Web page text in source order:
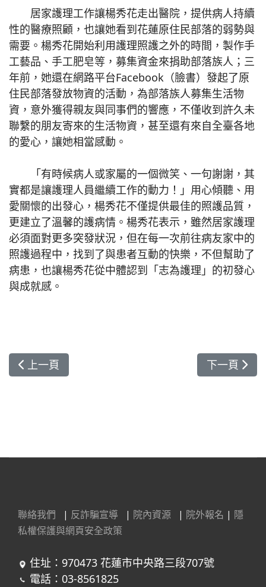
居家護理工作讓楊秀花走出醫院，提供病人持續
性的醫療照顧，也讓她看到花蓮原住民部落的弱勢與
需要。楊秀花開始利用護理照護之外的時間，製作手
工藝品、手工肥皂等，募集資金來捐助部落族人；三
年前，她還在網路平台Facebook（臉書）發起了原
住民部落發放物資的活動，為部落族人募集生活物
資，意外獲得親友與同事們的響應，不僅收到許久未
聯繫的朋友寄來的生活物資，甚至還有來自全臺各地
的愛心，讓她相當感動。
「有時候病人或家屬的一個微笑、一句謝謝，其
實都是讓護理人員繼續工作的動力！」用心傾聽、用
愛關懷的出發心，楊秀花不僅提供最佳的照護品質，
更建立了溫馨的護病情。楊秀花表示，雖然居家護理
必須面對更多突發狀況，但在每一次前往病友家中的
照護過程中，找到了與患者互動的快樂，不但幫助了
病患，也讓楊秀花從中體認到「志為護理」的初發心
與成就感。
上一篇文章: 抗雌激素新療法對晚期癌症成效佳
上一頁 下一篇文章
下一頁
聯絡我們 | 反詐騙宣導 | 院內資源 | 院外報名 | 隱
私權保護與網頁安全政策
住址：970473 花蓮市中央路三段707號
電話：03-8561825